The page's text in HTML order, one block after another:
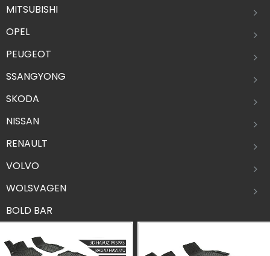
MITSUBISHI
OPEL
PEUGEOT
SSANGYONG
SKODA
NISSAN
RENAULT
VOLVO
WOLSVAGEN
BOLD BAR